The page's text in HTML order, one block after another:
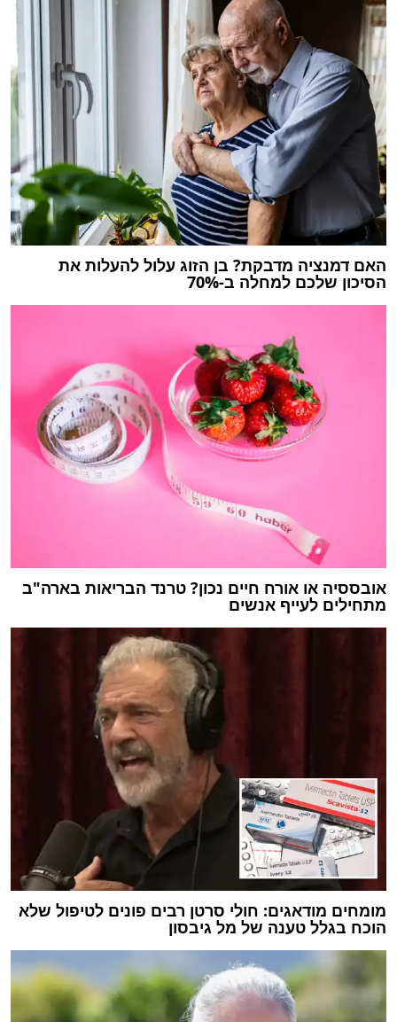
האם דמנציה מדבקת? בן הזוג עלול להעלות את
הסיכון שלכם למחלה ב-70%
אובססיה או אורח חיים נכון? טרנד הבריאות בארה"ב
מתחילים לעייף אנשים
מומחים מודאגים: חולי סרטן רבים פונים לטיפול שלא
הוכח בגלל טענה של מל גיבסון